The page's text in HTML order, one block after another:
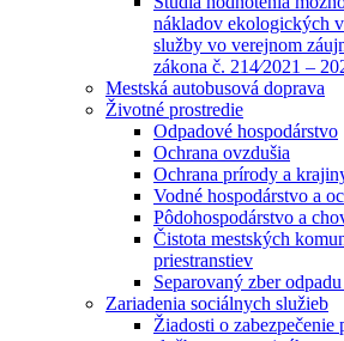
nákladov ekologických
služby vo verejnom
zákona č. 214⁄2021 –
Mestská autobusová doprava
Životné prostredie
Odpadové hospodárstvo
Ochrana ovzdušia
Ochrana prírody a
Vodné hospodárstvo a
Pôdohospodárstvo a
Čistota mestských
priestranstiev
Separovaný zber
Zariadenia sociálnych služieb
Žiadosti o zabezpečenie